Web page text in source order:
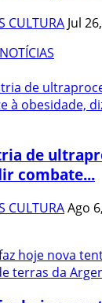
CULTURA Jul
de
combate...
CULTURAAgo